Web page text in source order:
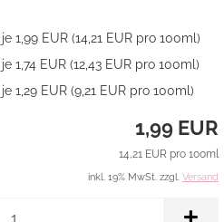
je 1,99 EUR (14,21 EUR pro 100ml)
je 1,74 EUR (12,43 EUR pro 100ml)
je 1,29 EUR (9,21 EUR pro 100ml)
1,99 EUR
14,21 EUR pro 100ml
inkl. 19% MwSt. zzgl. Versand